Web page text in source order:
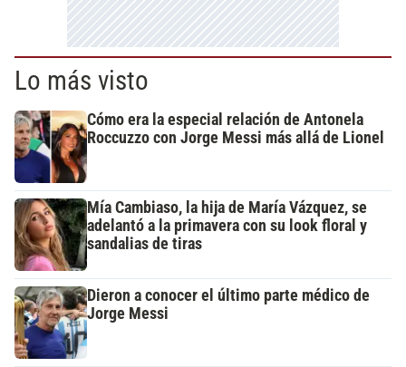
Lo más visto
Cómo era la especial relación de Antonela
Roccuzzo con Jorge Messi más allá de Lionel
Mía Cambiaso, la hija de María Vázquez, se
adelantó a la primavera con su look floral y
sandalias de tiras
Dieron a conocer el último parte médico de
Jorge Messi